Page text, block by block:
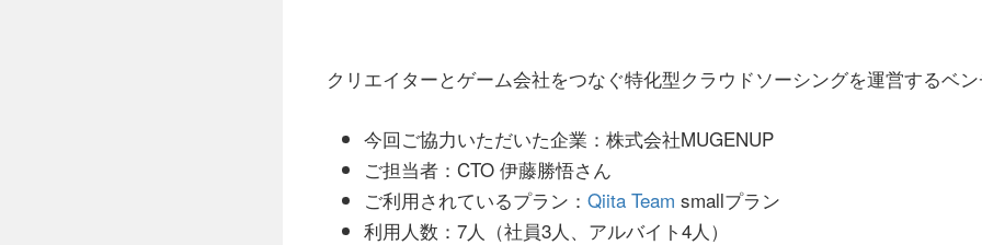
クリエイターとゲーム会社をつなぐ特化型クラウドソーシングを運営するベ
今回ご協力いただいた企業：株式会社MUGENUP
ご担当者：CTO 伊藤勝悟さん
ご利用されているプラン： Qiita Team smallプラン
利用人数：7人（社員3人、アルバイト4人）